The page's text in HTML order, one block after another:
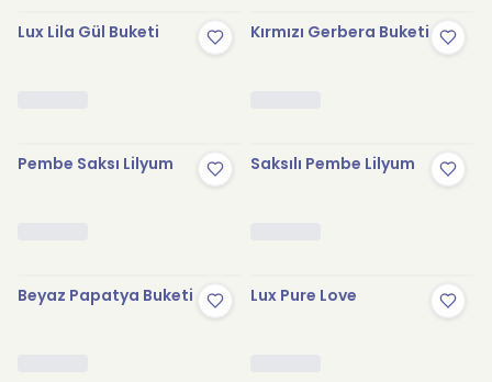
Lux Lila Gül Buketi Kırmızı Gerbera Buketi
Pembe Saksı Lilyum Saksılı Pembe Lilyum
Beyaz Papatya Buketi Lux Pure Love